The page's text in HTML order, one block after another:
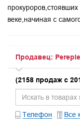
веке,начиная с
Продавец:
(2158 продаж с
Телефон Все